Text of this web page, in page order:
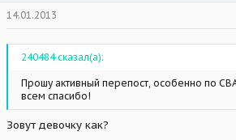
14.01.2013
240484 сказал(а):
Прошу активный перепост, особенно по
всем спасибо!
Зовут девочку как?